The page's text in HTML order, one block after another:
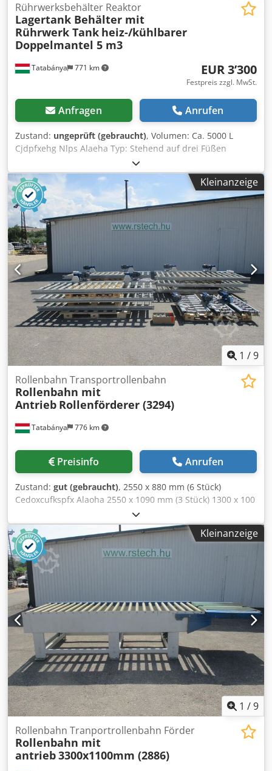
Tatabánya 771 km
Rührwerksbehälter Reaktor
Lagertank Behälter mit
Rührwerk Tank heiz-/kühlbarer
Doppelmantel 5 m3
EUR 3’300
Festpreis zzgl. MwSt.
Anfragen Anrufen
Zustand: ungeprüft (gebraucht), Volumen: Ca. 5000 L
Cjdpfxehg Nlps Alaeha Typ: Stehend auf drei Füßen
Behälterdurchmesser: 2100mm heiz-/kühlbarer
Doppelmantel
Kleinanzeige
1 /9
Tatabánya 776 km
Rollenbahn Transportrollenbahn
Rollenbahn mit
Antrieb Rollenförderer (3294)
Preisinfo Anrufen
Zustand: gut (gebraucht), 2550 x 880 mm (6 Stück)
Cedoxcufkspfx Alaoha 2550 x 1090 mm (3 Stück) 1300 x 100
mm angetrieben + 2 Stück ohne Antrieb (2 Stück) 1300 x
200 mm angetrieben + 1 Stück ohne Antrieb (1 Stück)
Rollendurchmesser: 60 mm
Kleinanzeige
1 /9
Rollenbahn Tranportrollenbahn Förder
Rollenbahn mit
antrieb3300x1100mm (2886)